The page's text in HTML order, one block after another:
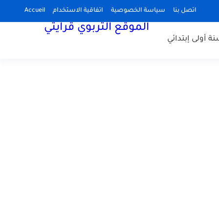
Accueil اتفاقية الاستخدام سياسة الخصوصية اتصل بنا
الموقع التربوي قرايتي
أولى إبتدائي